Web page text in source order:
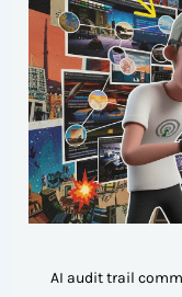
AI audit trail